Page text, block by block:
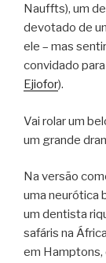
Nauffts), um
devotado de
ele – mas
convidado
Ejiofor).
Vai rolar um
um grande
Na versão
uma neurótica
um dentista
safáris na
em Hamptons,